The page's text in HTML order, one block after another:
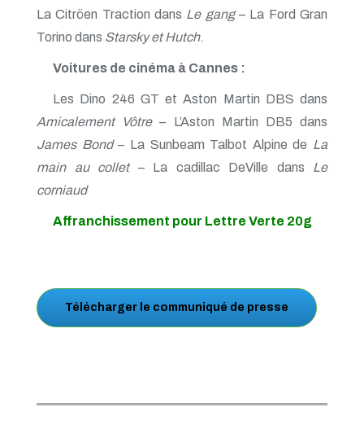
La Citröen Traction dans Le gang– La Ford Gran
Torino dans Starsky et Hutch.
Voitures de cinéma à Cannes :
Les Dino 246 GT et Aston Martin DBS dans
Amicalement Vôtre– L’Aston Martin DB5 dans
James Bond– La Sunbeam Talbot Alpine de La
main au collet– La cadillac DeVille dans Le
corniaud
Affranchissement pour Lettre Verte 20g
Télécharger le communiqué de presse